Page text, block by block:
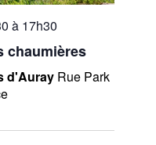
à 17h30
chaumières
d'Auray Rue Park